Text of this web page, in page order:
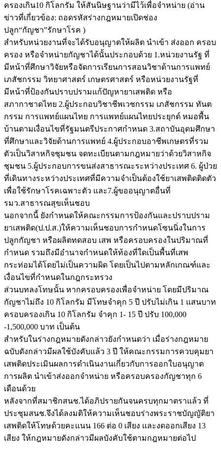
ครองเกิน10 กิโลกรัม ให้สันนิษฐานว่ามีไว้เพื่อจำหน่าย (อ่าน
ข่าวที่เกี่ยวข้อง: ถอดรหัสร่างกฎหมายเปิดช่อง
ปลูก“กัญชา”รักษาโรค )
สำหรับหน่วยงานที่จะได้รับอนุญาตให้ผลิต นำเข้า ส่งออก ครอบ
ครอง หรือจำหน่ายกัญชาได้นั้นประกอบด้วย 1.หน่วยงานรัฐ ที่
มีหน้าที่ศึกษาวิจัยหรือจัดการเรียนการสอนวิชาด้านการแพทย์
เภสัชกรรม วิทยาศาสตร์ เกษตรศาสตร์ หรือหน่วยงานรัฐที่
มีหน้าที่ป้องกันปราบปรามแก้ปัญหายาเสพติด หรือ
สภากาชาดไทย 2.ผู้ประกอบวิชาชีพเวชกรรม เภสัชกรรม ทันต
กรรม การแพทย์แผนไทย การแพทย์แผนไทยประยุกต์ หมอพื้น
บ้านตามเงื่อนไขที่รัฐมนตรีประกาศกำหนด 3.สถาบันอุดมศึกษา
ที่ศึกษาและวิจัยด้านการแพทย์ 4.ผู้ประกอบอาชีพเกษตรที่รวม
ตัวเป็นวิสาหกิจชุมชน จดทะเบียนตามกฎหมายว่าด้วยวิสาหกิจ
ชุมชน 5.ผู้ประกอบการขนส่งสาธารณะระหว่างประเทศ 6. ผู้ป่วย
ที่เดินทางระหว่างประเทศที่มีความจำเป็นต้องใช้ยาเสพติดติดตัว
เพื่อใช้รักษาโรคเฉพาะตัว และ7.ผู้ขออนุญาตอื่นที่
รมว.สาธารณสุขเห็นชอบ
นอกจากนี้ ยังกำหนดให้คณะกรรมการป้องกันและปราบปราม
ยาเสพติด(ป.ป.ส.)ให้ความเห็นชอบการกำหนดโซนนิ่งในการ
ปลูกกัญชา หรือผลิตทดสอบ เสพ หรือครอบครองในปริมาณที่
กำหนด รวมถึงมีอำนาจกำหนดให้ท้องที่ใดเป็นพื้นที่เสพ
กระท่อมได้โดยไม่เป็นความผิด โดยเป็นไปตามหลักเกณฑ์และ
เงื่อนไขที่กำหนดในกฎกระทรวง
ส่วนบทลงโทษนั้น หากครอบครองเพื่อจำหน่าย โดยมีปริมาณ
กัญชาไม่ถึง 10 กิโลกรัม มีโทษจำคุก 5 ปี ปรับไม่เกิน 1 แสนบาท
ครอบครองเกิน 10 กิโลกรัม จำคุก 1- 15 ปี ปรับ 100,000
-1,500,000 บาท เป็นต้น
สำหรับในร่างกฎหมายดังกล่าวยังกำหนดว่า เมื่อร่างกฎหมาย
ฉบับดังกล่าวมีผลใช้บังคับแล้ว 3 ปี ให้คณะกรรมการควบคุมยา
เสพติดประเมินผลการดำเนินงานเกี่ยวกับการออกใบอนุญาต
การผลิต นำเข้าส่งออกจำหน่าย หรือครอบครองกัญชาทุก 6
เดือนด้วย
หลังจากที่สมาชิกสนช.ได้อภิปรายกันจนครบทุกมาตราแล้ว ที่
ประชุมสนช.จึงได้ลงมติให้ความเห็นชอบร่างพระราชบัญญัติยา
เสพติดให้โทษด้วยคะแนน 166 ต่อ 0 เสียง และงดออกเสียง 13
เสียง ให้กฎหมายดังกล่าวมีผลบังคับใช้ตามกฎหมายต่อไป